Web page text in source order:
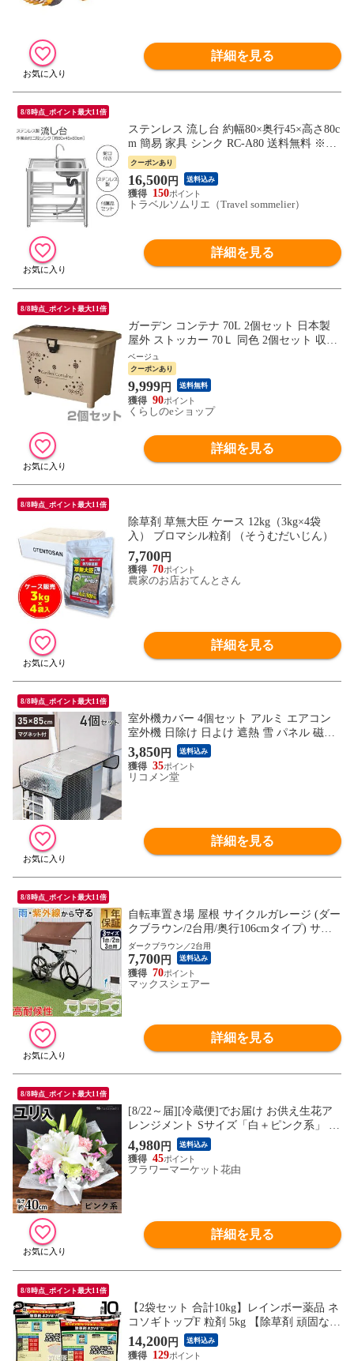
詳細を見る
8/8時点_ポイント最大11倍
ステンレス 流し台 約幅80×奥行45×高さ80c
m 簡易 家具 シンク RC-A80 送料無料 ※北
海道、沖縄県、離島を除く 【ロジ発送】
トラベルソムリエ w-setu6 w-dayall
クーポンあり
16,500円 送料込み
150
トラベルソムリエ（Travel sommelier）
詳細を見る
8/8時点_ポイント最大11倍
ガーデン コンテナ 70L 2個セット 日本製
屋外 ストッカー 70Ｌ 同色 2個セット 収納
ケース コンテナ 収納庫 ガーデニング ベラ
ンダ ガレージ 灯油 ゴミ箱 ふた付き ポリ
タンク 平和工業 【送料無料】
ベージュ
クーポンあり
9,999円 送料無料
90
くらしのeショップ
詳細を見る
8/8時点_ポイント最大11倍
除草剤 草無大臣 ケース 12kg（3kg×4袋
入） ブロマシル粒剤 （そうむだいじん）
7,700円
70
農家のお店おてんとさん
詳細を見る
8/8時点_ポイント最大11倍
室外機カバー 4個セット アルミ エアコン
室外機 日除け 日よけ 遮熱 雪 パネル 磁石
直射日光 エアコン室外機サンガード マグ
ネット式 ワンタッチ エアコンカバー 省エ
ネ 節電 簡単脱着 ホコリ【送料無料】
3,850円 送料込み
35
リコメン堂
詳細を見る
8/8時点_ポイント最大11倍
自転車置き場 屋根 サイクルガレージ (ダー
クブラウン/2台用/奥行106cmタイプ) サイ
クルパーキング 折りたたみ 日よけ 雨よけ
オーニング UVカット 耐水 高耐久 400D カ
バー 家庭用 DIY 駐輪場 庭 ベランダ 自転
車 バイク サイクルポート 送料無料
ダークブラウン／2台用
7,700円 送料込み
70
マックスシェアー
詳細を見る
8/8時点_ポイント最大11倍
[8/22～届][冷蔵便]でお届け お供え生花ア
レンジメント Sサイズ「白＋ピンク系」 フ
ラワーアレンジ 仏花 供花 お悔み お盆 新
盆 初盆
4,980円 送料込み
45
フラワーマーケット花由
詳細を見る
8/8時点_ポイント最大11倍
【2袋セット 合計10kg】レインボー薬品 ネ
コソギトップF 粒剤 5kg 【除草剤 頑固な雑
草も枯らす 粒のまま地面にパラパラまくタ
イプ そのまま散布 約5～9ヶ月間持続 笹 サ
14,200円 送料込み
129